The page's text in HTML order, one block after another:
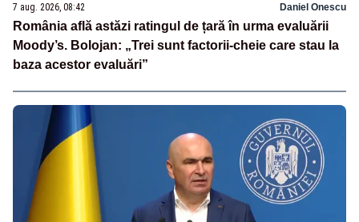
7 aug. 2026, 08:42 Daniel Onescu
România află astăzi ratingul de țară în urma evaluării
Moody’s. Bolojan: „Trei sunt factorii-cheie care stau la
baza acestor evaluări”